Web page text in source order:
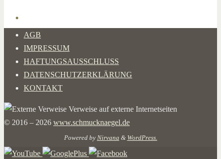
AGB
IMPRESSUM
HAFTUNGSAUSSCHLUSS
DATENSCHUTZERKLÄRUNG
KONTAKT
Verweise auf externe Internetseiten
© 2016 – 2026 www.schmucknaegel.de
Powered by Nirvana & WordPress.